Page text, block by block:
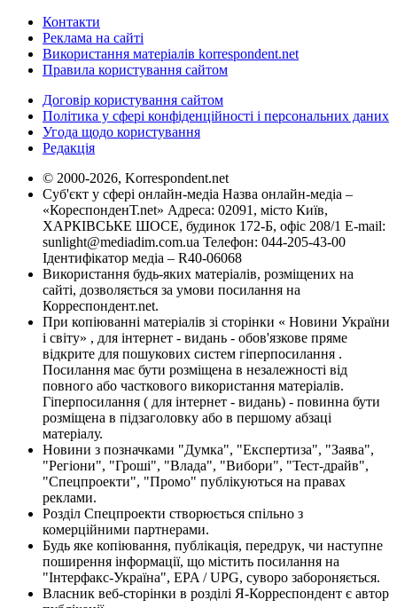
Контакти
Реклама на сайті
Використання матеріалів korrespondent.net
Правила користування сайтом
Договір користування сайтом
Політика у сфері конфіденційності і персональних даних
Угода щодо користування
Редакція
© 2000-2026, Korrespondent.net
Суб'єкт у сфері онлайн-медіа Назва онлайн-медіа –
«КореспонденТ.net» Адреса: 02091, місто Київ,
ХАРКІВСЬКЕ ШОСЕ, будинок 172-Б, офіс 208/1 E-mail:
sunlight@mediadim.com.ua Телефон: 044-205-43-00
Ідентифікатор медіа – R40-06068
Використання будь-яких матеріалів, розміщених на
сайті, дозволяється за умови посилання на
Корреспондент.net.
При копіюванні матеріалів зі сторінки « Новини України
і світу» , для інтернет - видань - обов'язкове пряме
відкрите для пошукових систем гіперпосилання .
Посилання має бути розміщена в незалежності від
повного або часткового використання матеріалів.
Гіперпосилання ( для інтернет - видань) - повинна бути
розміщена в підзаголовку або в першому абзаці
матеріалу.
Новини з позначками "Думка", "Експертиза", "Заява",
"Регіони", "Гроші", "Влада", "Вибори", "Тест-драйв",
"Спецпроекти", "Промо" публікуються на правах
реклами.
Розділ Спецпроекти створюється спільно з
комерційними партнерами.
Будь яке копіювання, публікація, передрук, чи наступне
поширення інформації, що містить посилання на
"Інтерфакс-Україна", EPA / UPG, суворо забороняється.
Власник веб-сторінки в розділі Я-Корреспондент є автор